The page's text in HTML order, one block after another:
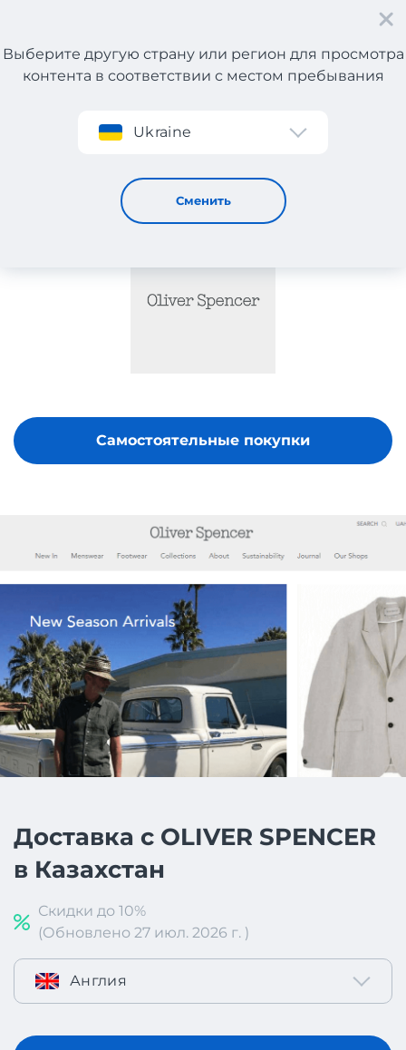
Регистрация
Выберите другую страну или регион для просмотра
контента в соответствии с местом пребывания
Ukraine
Сменить
OLIVER SPENCER
Самостоятельные покупки
Доставка с OLIVER SPENCER
в Казахстан
Скидки до 10%
(Обновлено 27 июл. 2026 г. )
Англия